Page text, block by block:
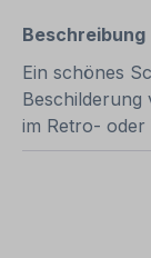
Beschreibung
Ein schönes
Beschilderung
im Retro-